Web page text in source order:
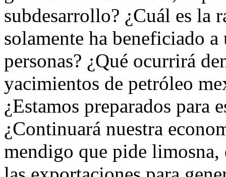
subdesarrollo? ¿Cuál es la
solamente ha beneficiado
personas? ¿Qué ocurrirá
yacimientos de petróleo
¿Estamos preparados para
¿Continuará nuestra
mendigo que pide